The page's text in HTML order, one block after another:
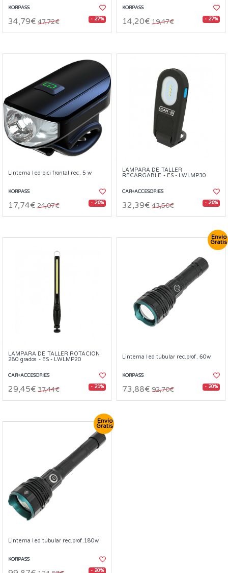
KORPASS
34,79€ 47,72€ - 27%
KORPASS
14,20€ 19,47€ - 27%
Linterna led bici frontal rec. 5 w
KORPASS
17,74€ 24,07€ - 26%
LAMPARA DE TALLER
RECARGABLE - ES - LWLMP30
CAR+ACCESORIES
32,39€ 43,50€ - 26%
LAMPARA DE TALLER ROTACION
280 grados - ES - LWLMP20
CAR+ACCESORIES
29,45€ 37,44€ - 21%
Envío
Gratis
Linterna led tubular rec.prof. 60w
KORPASS
73,88€ 92,70€ - 20%
Envío
Gratis
Linterna led tubular rec.prof.180w
KORPASS
- 20%